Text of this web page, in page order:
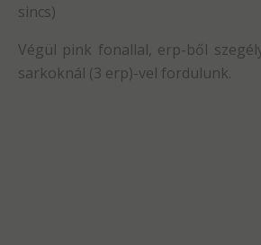
sincs)
Végül pink fonallal, erp-ből
sarkoknál (3 erp)-vel fordulunk.